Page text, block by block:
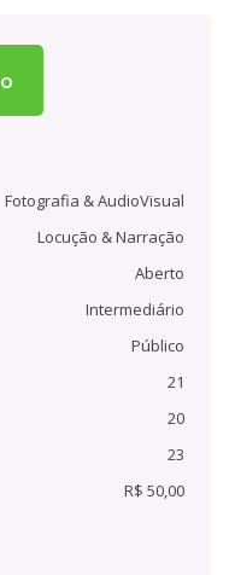
Fotografia & AudioVisual
Locução & Narração
Aberto
Intermediário
Público
21
20
23
R$ 50,00